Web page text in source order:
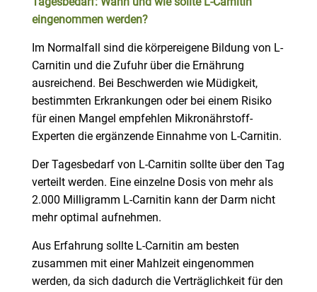
eingenommen werden?
Im Normalfall sind die körpereigene Bildung von L-
Carnitin und die Zufuhr über die Ernährung
ausreichend. Bei Beschwerden wie Müdigkeit,
bestimmten Erkrankungen oder bei einem Risiko
für einen Mangel empfehlen Mikronährstoff-
Experten die ergänzende Einnahme von L-Carnitin.
Der Tagesbedarf von L-Carnitin sollte über den Tag
verteilt werden. Eine einzelne Dosis von mehr als
2.000 Milligramm L-Carnitin kann der Darm nicht
mehr optimal aufnehmen.
Aus Erfahrung sollte L-Carnitin am besten
zusammen mit einer Mahlzeit eingenommen
werden, da sich dadurch die Verträglichkeit für den